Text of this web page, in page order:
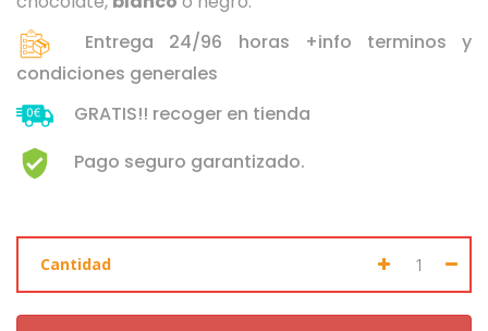
Seleccione dónde buscar
Entrega 24/96 horas +info terminos y
condiciones generales
GRATIS!! recoger en tienda
Pago seguro garantizado.
Cantidad